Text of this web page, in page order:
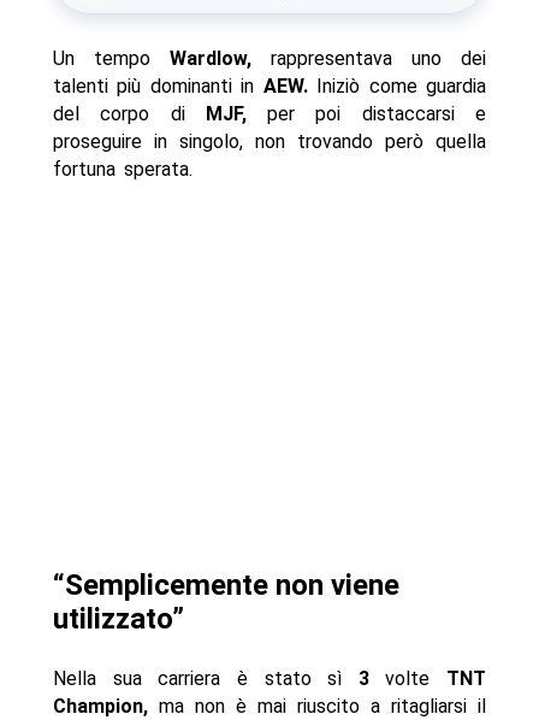
Un tempo Wardlow,rappresentava uno dei
talenti più dominanti in AEW.Iniziò come guardia
del corpo di
MJF,per poi distaccarsi e
proseguire in singolo, non trovando però quella
fortuna sperata.
“Semplicemente non viene
utilizzato”
Nella sua carriera è stato sì 3volte TNT
Champion,ma non è mai riuscito a ritagliarsi il